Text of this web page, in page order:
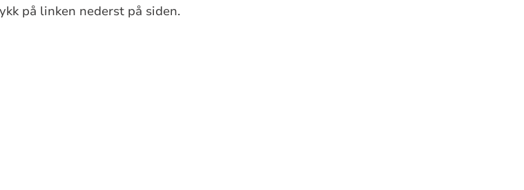
på linken nederst på siden.